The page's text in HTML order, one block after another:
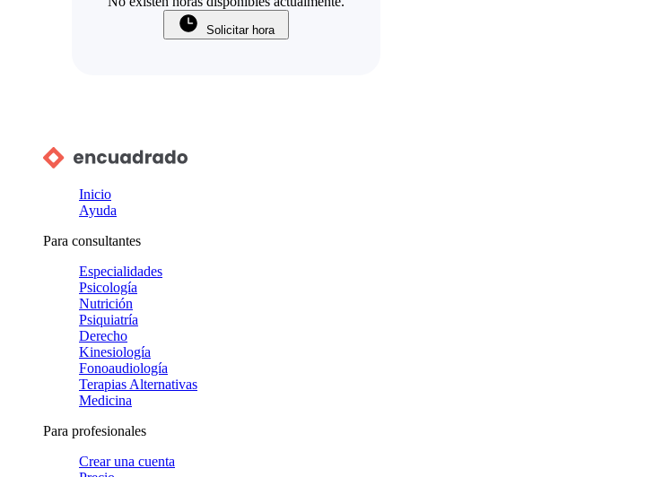
Solicitar hora
Inicio
Ayuda
Para consultantes
Especialidades
Psicología
Nutrición
Psiquiatría
Derecho
Kinesiología
Fonoaudiología
Terapias Alternativas
Medicina
Para profesionales
Crear una cuenta